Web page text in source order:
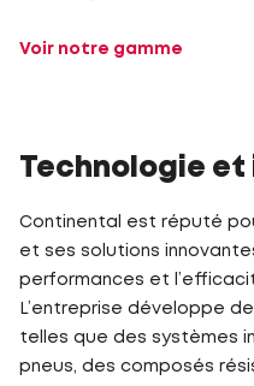
Voir notre gamme
Technologie et
Continental est réputé
et ses solutions
performances et
L’entreprise développe
telles que des systèmes
pneus, des composés